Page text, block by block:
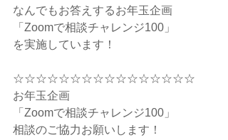
なんでもお答えするお年玉企画
「Zoomで相談チャレンジ100」 ​
を実施しています！
☆☆☆☆☆☆☆☆☆☆☆☆☆☆☆☆
お年玉企画
「Zoomで相談チャレンジ100」
相談のご協力お願いします！